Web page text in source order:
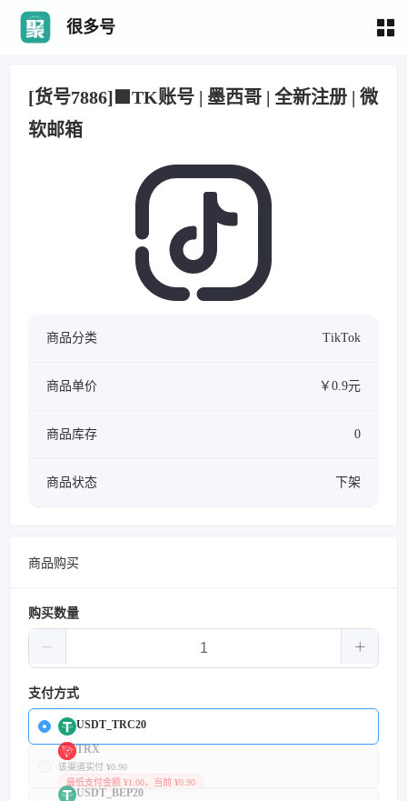
很多号
[货号7886]🟩TK账号 | 墨西哥 | 全新注册 | 微
软邮箱
商品分类 TikTok
商品单价 ￥0.9元
商品库存 0
商品状态 下架
商品购买
购买数量
支付方式
USDT_TRC20
TRX
该渠道实付 ¥0.90
最低支付金额 ¥1.00，当前 ¥0.90
USDT_BEP20